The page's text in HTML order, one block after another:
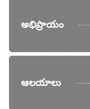
అభిప్రాయం
ఆలయాలు